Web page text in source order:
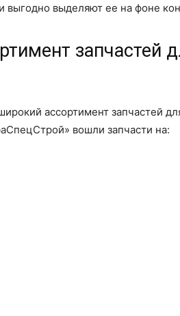
выделяют ее на фоне
запчастей
ассортимент запчастей
вошли запчасти на: